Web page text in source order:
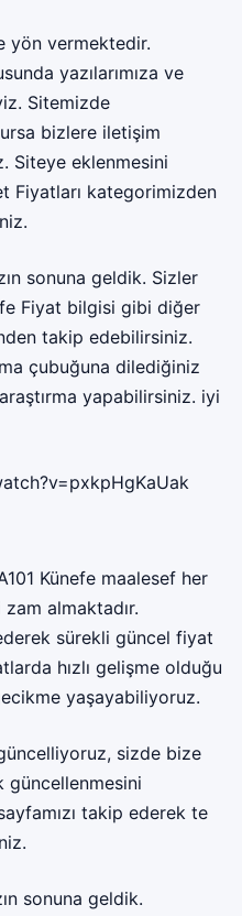
yön vermektedir.
yazılarımıza ve
Sitemizde
bizlere iletişim
Siteye eklenmesini
Fiyatları kategorimizden
sonuna geldik. Sizler
Fiyat bilgisi gibi diğer
takip edebilirsiniz.
çubuğuna dilediğiniz
yapabilirsiniz. iyi
Künefe maalesef her
almaktadır.
sürekli güncel fiyat
hızlı gelişme olduğu
yaşayabiliyoruz.
sizde bize
güncellenmesini
takip ederek te
sonuna geldik.